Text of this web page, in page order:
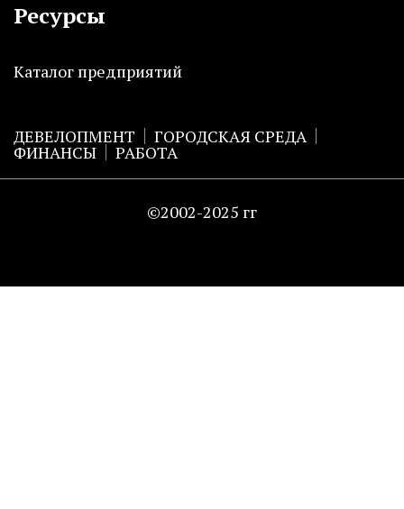
Ресурсы
Каталог предприятий
ДЕВЕЛОПМЕНТ ГОРОДСКАЯ СРЕДА
ФИНАНСЫ РАБОТА
©2002-2025 гг